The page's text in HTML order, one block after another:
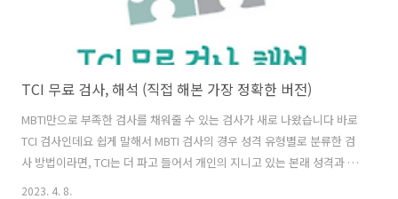
TCI 무료 검사, 해석 (직접 해본 가장 정확한 버전)
MBTI만으로 부족한 검사를 채워줄 수 있는 검사가 새로 나왔습니다 바로
TCI 검사인데요 쉽게 말해서 MBTI 검사의 경우 성격 유형별로 분류한 검
사 방법이라면, TCI는 더 파고 들어서 개인의 지니고 있는 본래 성격과 인
격, 인성을 종합적으로 평가할 수 있는 검사 방법입니다. MBTI의 경우 대
2023. 4. 8.